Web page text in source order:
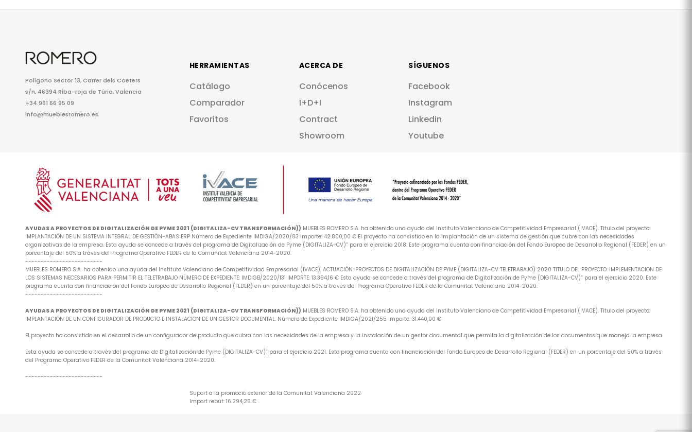
Polígono Sector 13, Carrer dels Coeters
s/n, 46394 Riba-roja de Túria, Valencia
+34 961 66 95 09
info@mueblesromero.es
HERRAMIENTAS
Catálogo
Comparador
Favoritos
ACERCA DE
Conócenos
I+D+I
Contract
Showroom
SÍGUENOS
Facebook
Instagram
Linkedin
Youtube
AYUDAS A PROYECTOS DE DIGITALIZACIÓN DE PYME 2021 (DIGITALIZA-CV TRANSFORMACIÓN)) MUEBLES ROMERO S.A. ha obtenido una ayuda del Instituto Valenciano de Competitividad Empresarial (IVACE). Titulo del proyecto:
IMPLANTACIÓN DE UN SISTEMA INTEGRAL DE GESTIÓN-ABAS ERP Número de Expediente IMDIGA/2020/83 Importe: 42.800,00 € El proyecto ha consistido en la implantación de un sistema de gestión que cubre con las necesidades
organizativas de la empresa. Esta ayuda se concede a través del programa de Digitalización de Pyme (DIGITALIZA-CV)” para el ejercicio 2018. Este programa cuenta con financiación del Fondo Europeo de Desarrollo Regional (FEDER) en un
porcentaje del 50% a través del Programa Operativo FEDER de la Comunitat Valenciana 2014-2020.
-------------------------
MUEBLES ROMERO S.A. ha obtenido una ayuda del Instituto Valenciano de Competitividad Empresarial (IVACE). ACTUACIÓN: PROYECTOS DE DIGITALIZACIÓN DE PYME (DIGITALIZA-CV TELETRABAJO) 2020 TITULO DEL PROYECTO: IMPLEMENTACION DE
LOS SISTEMAS NECESARIOS PARA PERMITIR EL TELETRABAJO NÚMERO DE EXPEDIENTE: IMDIGB/2020/131 IMPORTE: 13.394,16 € Esta ayuda se concede a través del programa de Digitalización de Pyme (DIGITALIZA-CV)” para el ejercicio 2020. Este
programa cuenta con financiación del Fondo Europeo de Desarrollo Regional (FEDER) en un porcentaje del 50% a través del Programa Operativo FEDER de la Comunitat Valenciana 2014-2020.
-------------------------
AYUDAS A PROYECTOS DE DIGITALIZACIÓN DE PYME 2021 (DIGITALIZA-CV TRANSFORMACIÓN)) MUEBLES ROMERO S.A. ha obtenido una ayuda del Instituto Valenciano de Competitividad Empresarial (IVACE). Titulo del proyecto:
IMPLANTACIÓN DE UN CONFIGURADOR DE PRODUCTO E INSTALACION DE UN GESTOR DOCUMENTAL. Número de Expediente IMDIGA/2021/255 Importe: 31.440,00 €
El proyecto ha consistido en el desarrollo de un configurador de producto que cubra con las necesidades de la empresa y la instalación de un gestor documental que permita la digitalización de los documentos que maneja la empresa.
Esta ayuda se concede a través del programa de Digitalización de Pyme (DIGITALIZA-CV)” para el ejercicio 2021. Este programa cuenta con financiación del Fondo Europeo de Desarrollo Regional (FEDER) en un porcentaje del 50% a través
del Programa Operativo FEDER de la Comunitat Valenciana 2014-2020.
-------------------------
Suport a la promoció exterior de la Comunitat Valenciana 2022
Import rebut: 16.294,25 €